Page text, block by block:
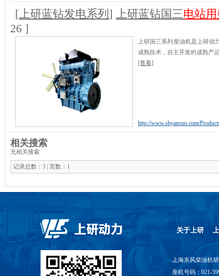
[上研蓝钻发电系列 ] 上研蓝钻国三电站
26 ]
上研国三系列柴油机是上研动
成熟技术，自主开发的成熟产
[查看]
http://www.shyansuo.com/
相关搜索
无相关搜索
记录总数：3 | 页数：1
关于上研
上海东风柴油机
座机号码：021-